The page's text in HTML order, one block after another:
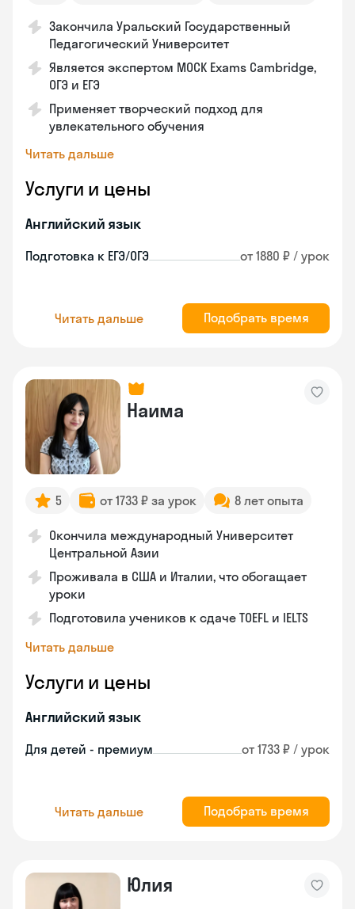
Закончила Уральский Государственный
Педагогический Университет
Является экспертом MOCK Exams Cambridge,
ОГЭ и ЕГЭ
Применяет творческий подход для
увлекательного обучения
Читать дальше
Услуги и цены
Английский язык
Подготовка к ЕГЭ/ОГЭ от 1880 ₽ / урок
Читать дальше Подобрать время
Наима
5 от 1733 ₽ за урок 8 лет опыта
Окончила международный Университет
Центральной Азии
Проживала в США и Италии, что обогащает
уроки
Подготовила учеников к сдаче TOEFL и IELTS
Читать дальше
Услуги и цены
Английский язык
Для детей - премиум от 1733 ₽ / урок
Читать дальше Подобрать время
Юлия